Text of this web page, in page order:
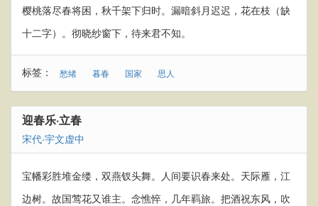
樱桃落尽春将困，秋千架下归时。漏暗斜月迟迟，花在枝（缺
十二字）。彻晓纱窗下，待来君不知。
标签： 愁绪 暮春 国家 思人
迎春乐·立春
宋代·宇文虚中
宝幡彩胜堆金缕，双燕钗头舞。人间要识春来处。天际雁，江
边树。故国莺花又谁主。念憔悴，几年羁旅。把酒祝东风，吹